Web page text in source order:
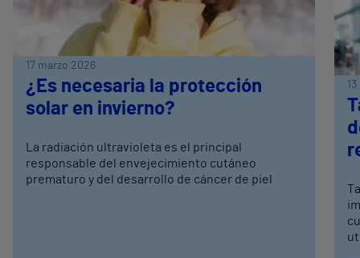
17 marzo 2026
¿Es necesaria la protección
solar en invierno?
La radiación ultravioleta es el principal
responsable del envejecimiento cutáneo
prematuro y del desarrollo de cáncer de piel